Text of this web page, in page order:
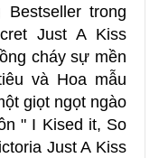
trong
Just A Kiss
cháy sự mền
và Hoa mẫu
giọt ngọt ngào
" I Kised it, So
Just A Kiss